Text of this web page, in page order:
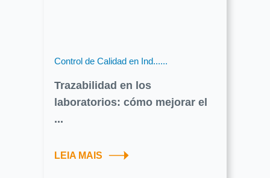
Control de Calidad en Ind......
Trazabilidad en los
laboratorios: cómo mejorar el
...
LEIA MAIS